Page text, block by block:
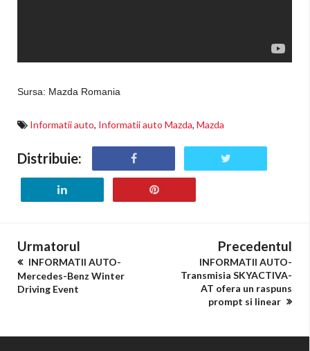
Sursa: Mazda Romania
Informatii auto, Informatii auto Mazda, Mazda
Distribuie:
Urmatorul
INFORMATII AUTO-
Mercedes-Benz Winter
Driving Event
Precedentul
INFORMATII AUTO-
Transmisia SKYACTIVA-
AT ofera un raspuns
prompt si linear